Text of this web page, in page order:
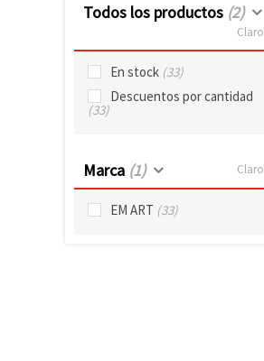
Todos los productos (2)
Claro
En stock (33)
Descuentos por cantidad
(33)
Marca (1) Claro
EM ART (33)